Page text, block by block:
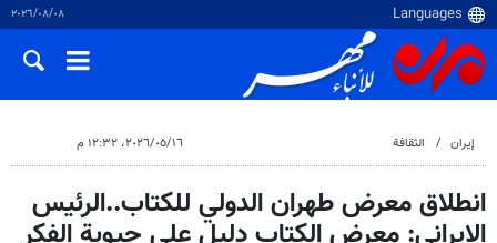
٠٨‏/٠٨‏/٢٠٢٦
إيران الثقافة ١٦‏/٠٥‏/٢٠٢٦، ١٢:٣٢ م
انطلاق معرض طهران الدولي للكتاب..الرئيس